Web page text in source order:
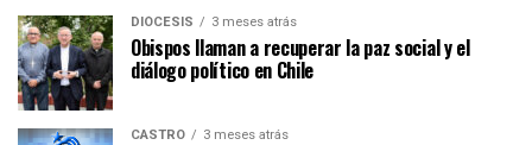
DIÓCESIS 3 meses atrás
Obispos llaman a recuperar la paz social y el
diálogo político en Chile
CASTRO 3 meses atrás